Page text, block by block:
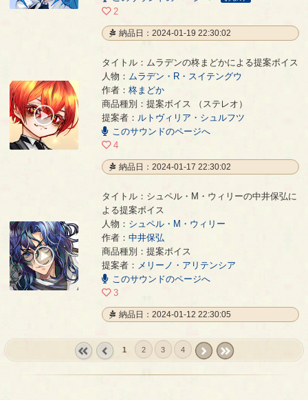
2
納品日：2024-01-19 22:30:02
ムラデンの柊まどかによる提案ボイス
00:00
01:23
タイトル：ムラデンの柊まどかによる提案ボイス
人物： ムラデン・R・スイテングウ
作者： 柊まどか
商品種別：提案ボイス （ステレオ）
提案者： ルトヴィリア・シュルフツ
このサウンドのページへ
4
納品日：2024-01-17 22:30:02
シュペル・M・ウィリーの中井保弘による提案ボイス
タイトル：シュペル・M・ウィリーの中井保弘に
よる提案ボイス
人物： シュペル・M・ウィリー
作者： 中井保弘
商品種別：提案ボイス
提案者： メリーノ・アリテンシア
このサウンドのページへ
3
納品日：2024-01-12 22:30:05
1 2 3 4